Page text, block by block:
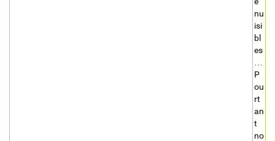
nu
isi
bl
es
P
ou
rt
an
t
no